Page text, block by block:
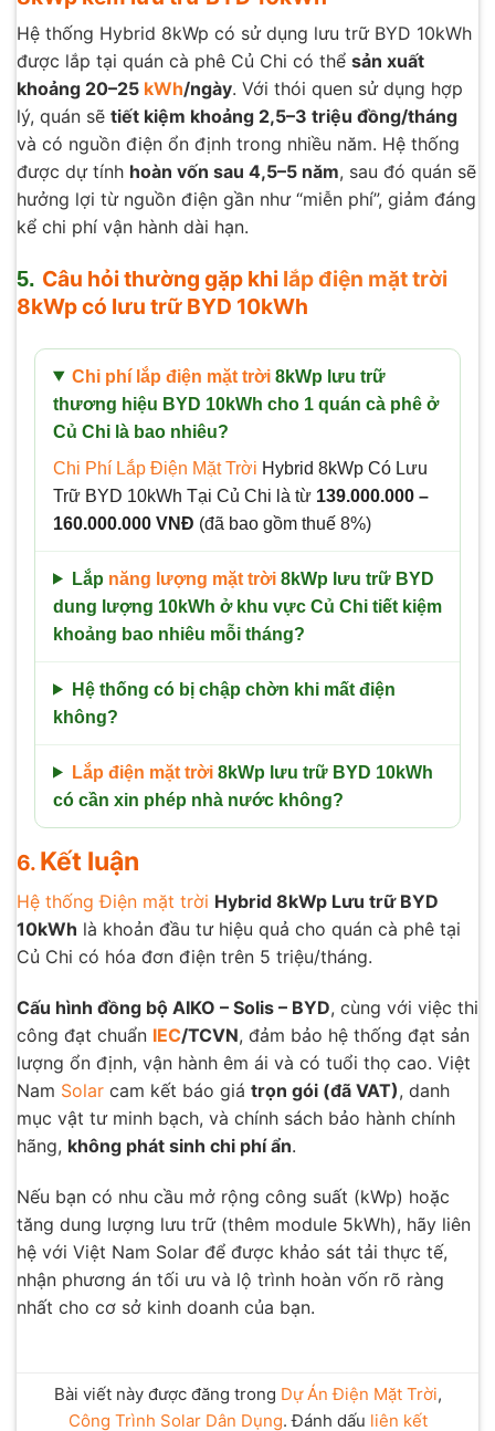
Hệ thống Hybrid 8kWp có sử dụng lưu trữ BYD 10kWh
được lắp tại quán cà phê Củ Chi có thể sản xuất
khoảng 20–25 kWh/ngày. Với thói quen sử dụng hợp
lý, quán sẽ tiết kiệm khoảng 2,5–3 triệu đồng/tháng
và có nguồn điện ổn định trong nhiều năm. Hệ thống
được dự tính hoàn vốn sau 4,5–5 năm, sau đó quán sẽ
hưởng lợi từ nguồn điện gần như “miễn phí”, giảm đáng
kể chi phí vận hành dài hạn.
5. Câu hỏi thường gặp khi lắp điện mặt trời
8kWp có lưu trữ BYD 10kWh
Chi phí lắp điện mặt trời8kWp lưu trữ
thương hiệu BYD 10kWh cho 1 quán cà phê ở
Củ Chi là bao nhiêu?
Chi Phí Lắp Điện Mặt Trời Hybrid 8kWp Có Lưu
Trữ BYD 10kWh Tại Củ Chi là từ 139.000.000 –
160.000.000 VNĐ (đã bao gồm thuế 8%)
Lắp năng lượng mặt trời8kWp lưu trữ BYD
dung lượng 10kWh ở khu vực Củ Chi tiết kiệm
khoảng bao nhiêu mỗi tháng?
Hệ thống có bị chập chờn khi mất điện
không?
Lắp điện mặt trời8kWp lưu trữ BYD 10kWh
có cần xin phép nhà nước không?
6. Kết luận
Hệ thống Điện mặt trời Hybrid 8kWp Lưu trữ BYD
10kWh là khoản đầu tư hiệu quả cho quán cà phê tại
Củ Chi có hóa đơn điện trên 5 triệu/tháng.
Cấu hình đồng bộ AIKO – Solis – BYD, cùng với việc thi
công đạt chuẩn IEC/TCVN, đảm bảo hệ thống đạt sản
lượng ổn định, vận hành êm ái và có tuổi thọ cao. Việt
Nam Solar cam kết báo giá trọn gói (đã VAT), danh
mục vật tư minh bạch, và chính sách bảo hành chính
hãng, không phát sinh chi phí ẩn.
Nếu bạn có nhu cầu mở rộng công suất (kWp) hoặc
tăng dung lượng lưu trữ (thêm module 5kWh), hãy liên
hệ với Việt Nam Solar để được khảo sát tải thực tế,
nhận phương án tối ưu và lộ trình hoàn vốn rõ ràng
nhất cho cơ sở kinh doanh của bạn.
Bài viết này được đăng trong Dự Án Điện Mặt Trời,
Công Trình Solar Dân Dụng. Đánh dấu liên kết